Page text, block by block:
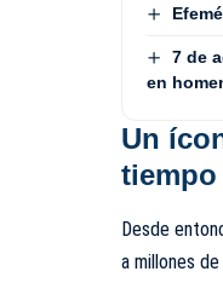
7 de
en
Un
tiempo
Desde
a millones